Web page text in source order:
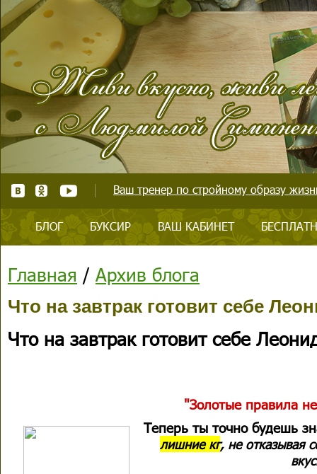
Ваш тренер по стройному образу
БЛОГ БУКСИР ВАШ КАБИНЕТ
Главная / Архив блога
Что на завтрак готовит себе
Что на завтрак готовит себе
"Золотые правила
Теперь ты точно будешь
лишние кг, не отказывая